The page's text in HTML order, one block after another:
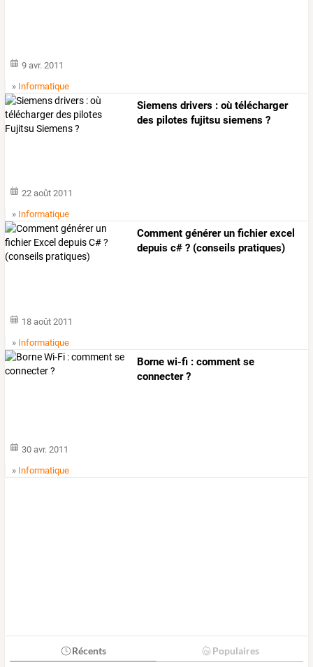
9 avr. 2011
» Informatique
Siemens drivers : où télécharger
des pilotes fujitsu siemens ?
22 août 2011
» Informatique
Comment générer un fichier excel
depuis c# ? (conseils pratiques)
18 août 2011
» Informatique
Borne wi-fi : comment se
connecter ?
30 avr. 2011
» Informatique
Récents Populaires